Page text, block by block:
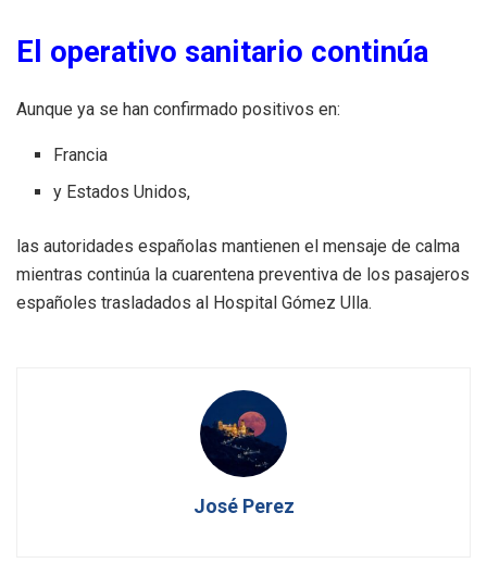
El operativo sanitario continúa
Aunque ya se han confirmado positivos en:
Francia
y Estados Unidos,
las autoridades españolas mantienen el mensaje de calma
mientras continúa la cuarentena preventiva de los pasajeros
españoles trasladados al Hospital Gómez Ulla.
José Perez